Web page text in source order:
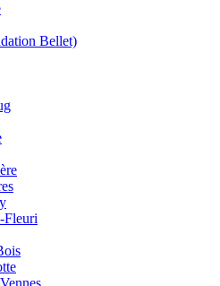
Bellet)
Fleuri